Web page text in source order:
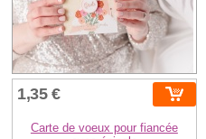
1,35 €
Carte de voeux pour fiancée